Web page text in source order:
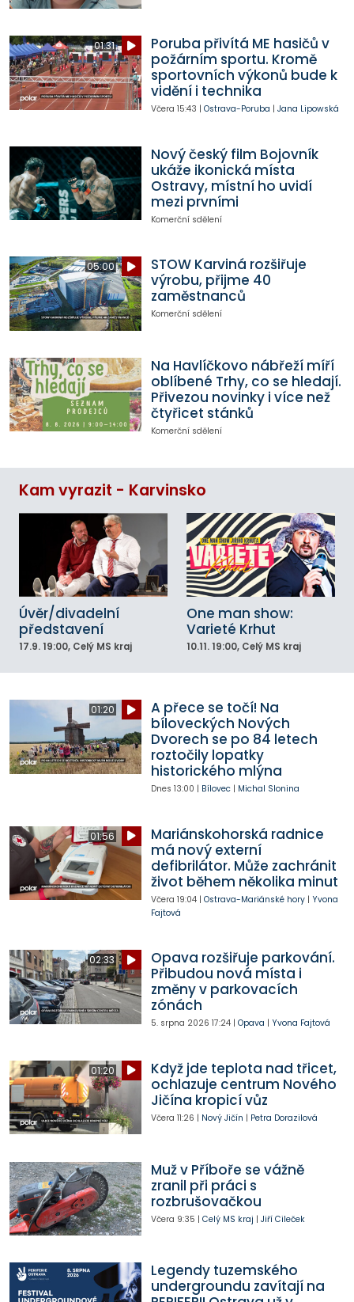
01:31
Poruba přivítá ME hasičů v
požárním sportu. Kromě
sportovních výkonů bude k
vidění i technika
Včera 15:43 | Ostrava-Poruba | Jana Lipowská
Nový český film Bojovník
ukáže ikonická místa
Ostravy, místní ho uvidí
mezi prvními
Komerční sdělení
05:00
STOW Karviná rozšiřuje
výrobu, přijme 40
zaměstnanců
Komerční sdělení
Na Havlíčkovo nábřeží míří
oblíbené Trhy, co se hledají.
Přivezou novinky i více než
čtyřicet stánků
Komerční sdělení
Kam vyrazit - Karvinsko
Úvěr/divadelní
představení
17.9. 19:00, Celý MS kraj
One man show:
Varieté Krhut
10.11. 19:00, Celý MS kraj
01:20
A přece se točí! Na
bíloveckých Nových
Dvorech se po 84 letech
roztočily lopatky
historického mlýna
Dnes 13:00 | Bílovec| Michal Slonina
01:56
Mariánskohorská radnice
má nový externí
defibrilátor. Může zachránit
život během několika minut
Včera 19:04| Ostrava-Mariánské hory| Yvona
Fajtová
02:33
Opava rozšiřuje parkování.
Přibudou nová místa i
změny v parkovacích
zónách
5. srpna 2026 17:24| Opava | Yvona Fajtová
01:20
Když jde teplota nad třicet,
ochlazuje centrum Nového
Jičína kropicí vůz
Včera 11:26 | Nový Jičín | Petra Dorazilová
Muž v Příboře se vážně
zranil při práci s
rozbrušovačkou
Včera 9:35 | Celý MS kraj | Jiří Cileček
Legendy tuzemského
undergroundu zavítají na